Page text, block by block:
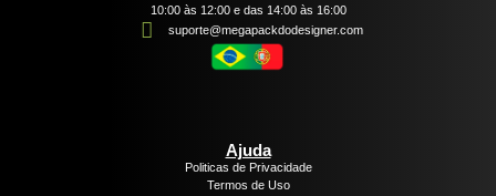
10:00 às 12:00 e das 14:00 às 16:00
suporte@megapackdodesigner.com
Ajuda
Politicas de Privacidade
Termos de Uso